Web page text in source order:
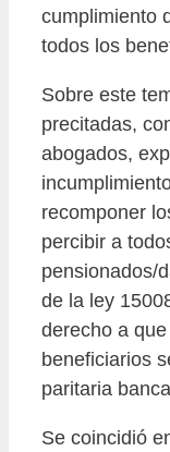
cumplimiento
todos los
Sobre este
precitadas,
abogados,
recomponer
percibir a
pensionados/
de la ley
derecho a
beneficiarios
paritaria
Se coincidió